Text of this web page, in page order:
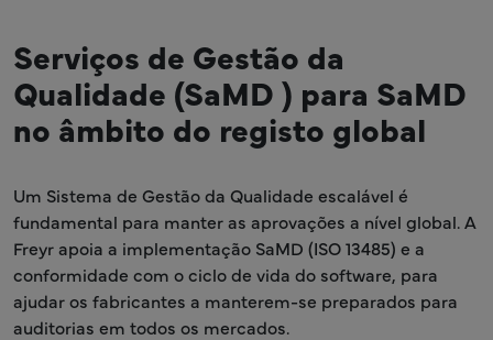
Serviços de Gestão da
Qualidade (SaMD ) para SaMD
no âmbito do registo global
Um Sistema de Gestão da Qualidade escalável é
fundamental para manter as aprovações a nível global. A
Freyr apoia a implementação SaMD (ISO 13485) e a
conformidade com o ciclo de vida do software, para
ajudar os fabricantes a manterem-se preparados para
auditorias em todos os mercados.